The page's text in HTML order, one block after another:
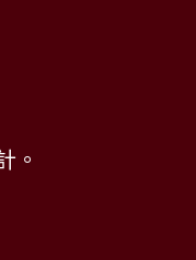
。